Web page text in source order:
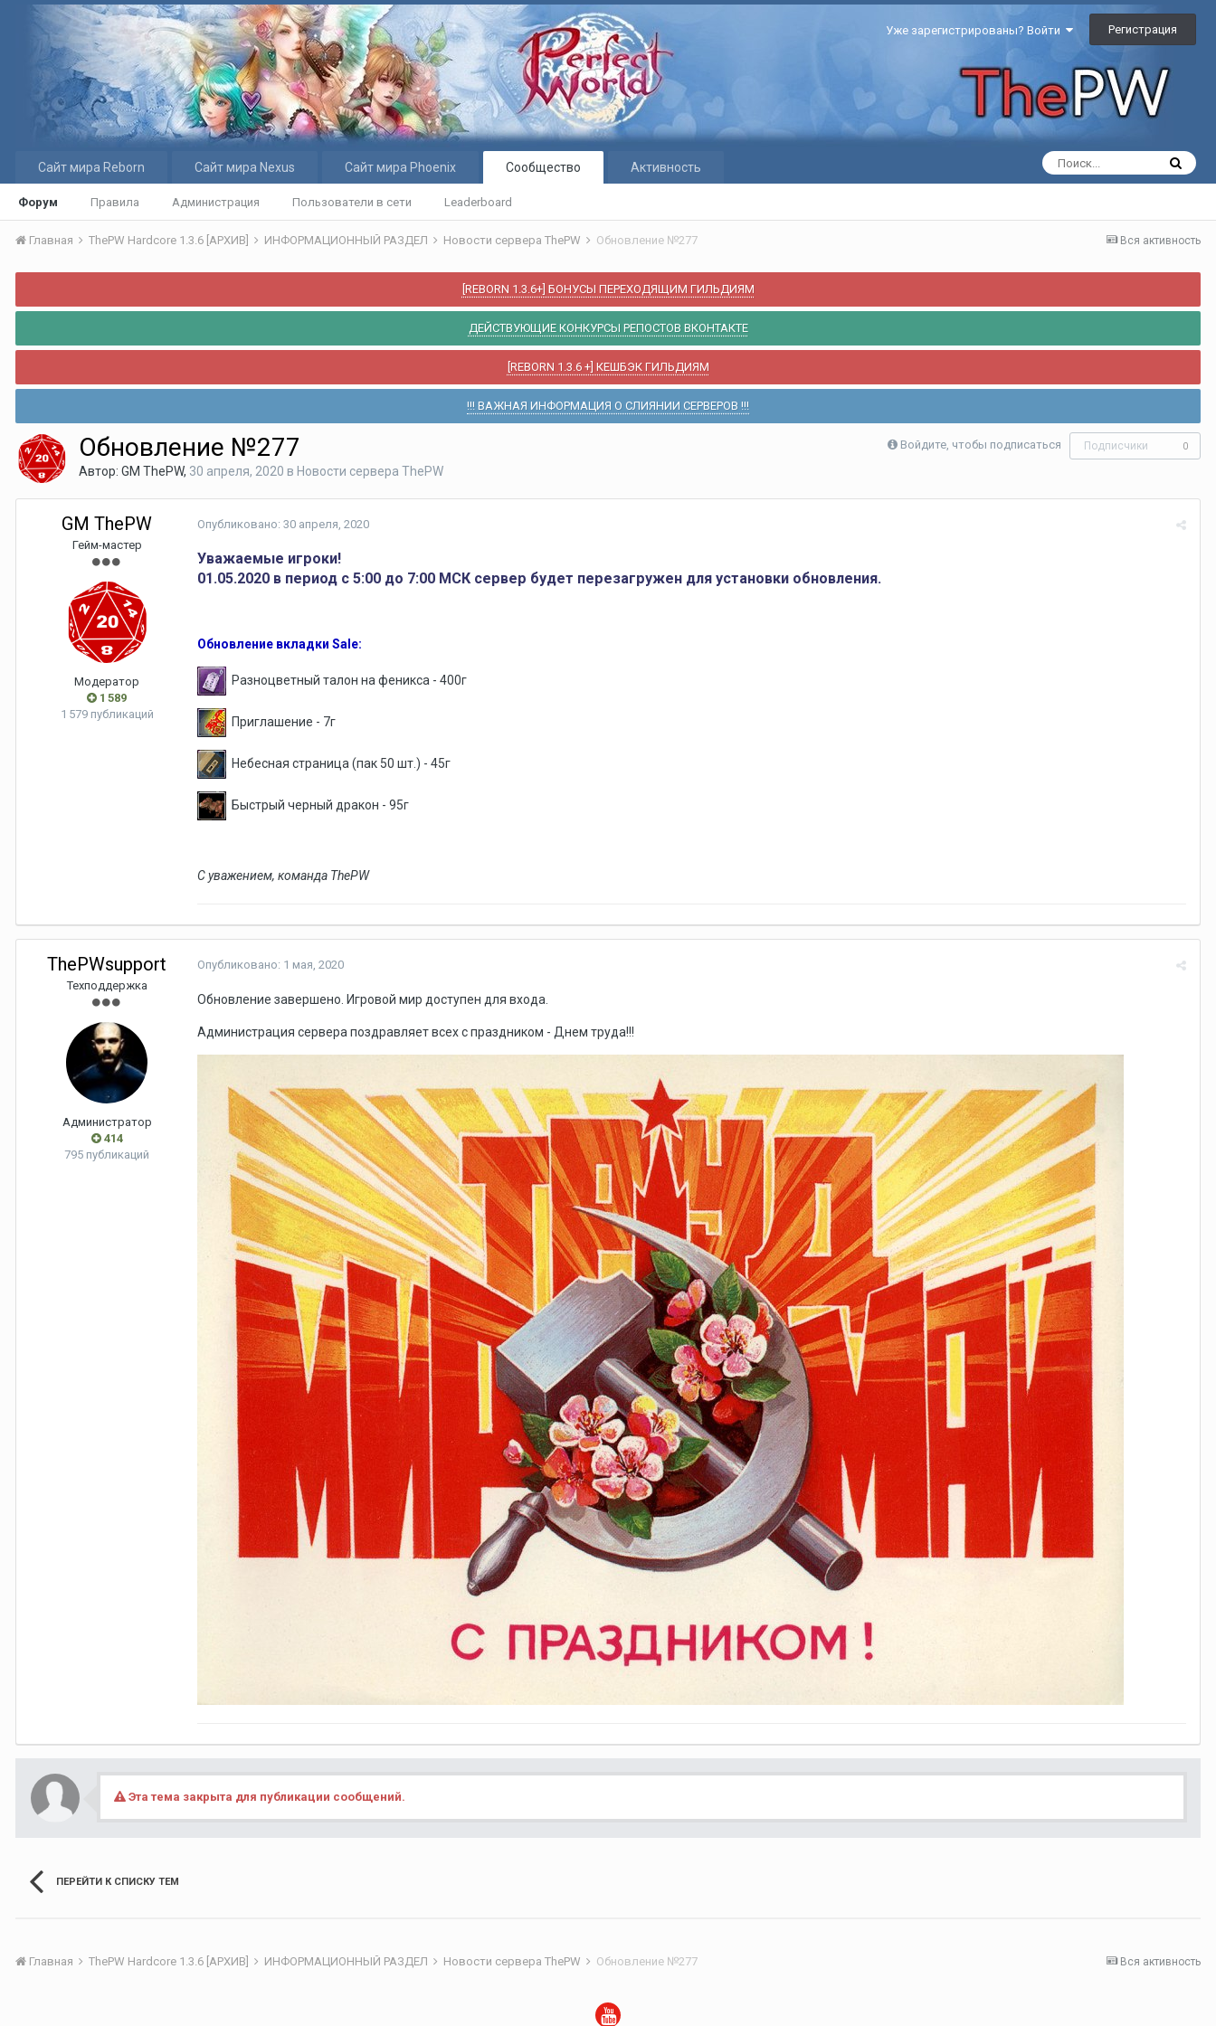
Уже зарегистрированы? Войти Регистрация
Сайт мира Reborn Сайт мира Nexus Сайт мира Phoenix Сообщество
Форум Правила Администрация Пользователи в сети Leaderboard
Активность
Вся активность
Главная ThePW Hardcore 1.3.6 [АРХИВ] ИНФОРМАЦИОННЫЙ РАЗДЕЛ Новости сервера ThePW Обновление №277
[REBORN 1.3.6+] БОНУСЫ ПЕРЕХОДЯЩИМ ГИЛЬДИЯМ
ДЕЙСТВУЮЩИЕ КОНКУРСЫ РЕПОСТОВ ВКОНТАКТЕ
[REBORN 1.3.6 +] КЕШБЭК ГИЛЬДИЯМ
!!! ВАЖНАЯ ИНФОРМАЦИЯ О СЛИЯНИИ СЕРВЕРОВ !!!
Войдите, чтобы подписаться Подписчики 0
Обновление №277
Автор: GM ThePW, 30 апреля, 2020 в Новости сервера ThePW
GM ThePW
Гейм-мастер
Модератор
1 589
1 579 публикаций
Опубликовано: 30 апреля, 2020
Уважаемые игроки!
01.05.2020 в период с 5:00 до 7:00 МСК сервер будет перезагружен для установки обновления.
Обновление вкладки Sale:
Разноцветный талон на феникса - 400г
Приглашение - 7г
Небесная страница (пак 50 шт.) - 45г
Быстрый черный дракон - 95г
С уважением, команда ThePW
ThePWsupport
Техподдержка
Администратор
414
795 публикаций
Опубликовано: 1 мая, 2020
Обновление завершено. Игровой мир доступен для входа.
Администрация сервера поздравляет всех с праздником - Днем труда!!!
Эта тема закрыта для публикации сообщений.
ПЕРЕЙТИ К СПИСКУ ТЕМ
Вся активность
Главная ThePW Hardcore 1.3.6 [АРХИВ] ИНФОРМАЦИОННЫЙ РАЗДЕЛ Новости сервера ThePW Обновление №277